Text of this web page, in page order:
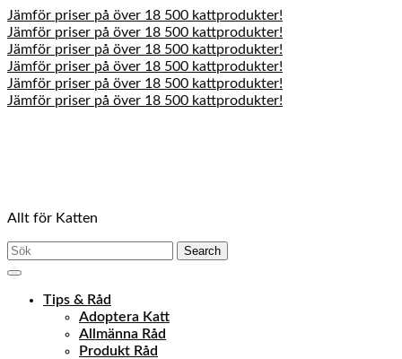
Jämför priser på över 18 500 kattprodukter!
Jämför priser på över 18 500 kattprodukter!
Jämför priser på över 18 500 kattprodukter!
Jämför priser på över 18 500 kattprodukter!
Jämför priser på över 18 500 kattprodukter!
Jämför priser på över 18 500 kattprodukter!
Allt för Katten
Search
Open
Tips & Råd
Adoptera Katt
Allmänna Råd
Produkt Råd